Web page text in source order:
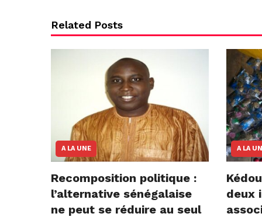
Related Posts
A LA UNE
Recomposition politique :
l’alternative sénégalaise
ne peut se réduire au seul
A LA
deux